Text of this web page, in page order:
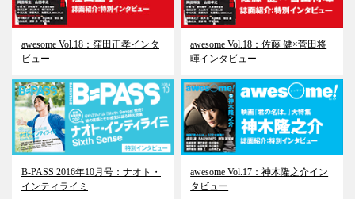
awesome Vol.18：窪田正孝インタ
ビュー
awesome Vol.18：佐藤 健×菅田将
暉インタビュー
B-PASS 2016年10月号：ナオト・
インティライミ
awesome Vol.17：神木隆之介イン
タビュー